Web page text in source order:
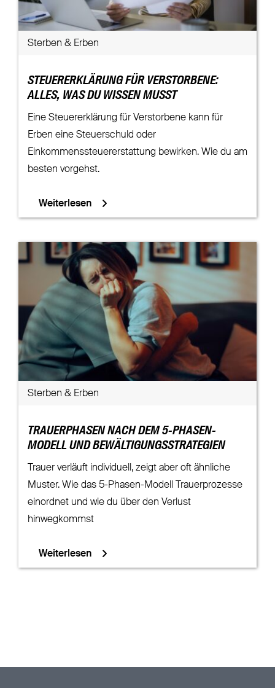
Sterben & Erben
STEUERERKLÄRUNG FÜR VERSTORBENE:
ALLES, WAS DU WISSEN MUSST
Eine Steuererklärung für Verstorbene kann für
Erben eine Steuerschuld oder
Einkommenssteuererstattung bewirken. Wie du am
besten vorgehst.
Weiterlesen
Sterben & Erben
TRAUERPHASEN NACH DEM 5-PHASEN-
MODELL UND BEWÄLTIGUNGSSTRATEGIEN
Trauer verläuft individuell, zeigt aber oft ähnliche
Muster. Wie das 5-Phasen-Modell Trauerprozesse
einordnet und wie du über den Verlust
hinwegkommst
Weiterlesen